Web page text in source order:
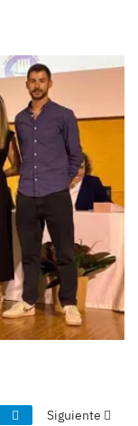
Siguiente